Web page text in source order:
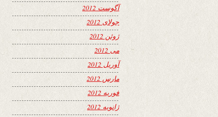
آگوست 2012
جولای 2012
ژوئن 2012
می 2012
آوریل 2012
مارس 2012
فوریه 2012
ژانویه 2012